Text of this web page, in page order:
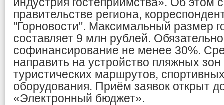
правительстве региона,
"Горновости". Максимальный размер
составляет 9 млн рублей.
софинансирование не менее 30%.
направить на устройство пляжных
туристических маршрутов,
оборудования. Приём заявок открыт
«Электронный бюджет».